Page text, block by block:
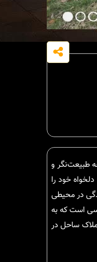
طبیعت‌نگر و
خود را
در محیطی
است که به
ساحل در